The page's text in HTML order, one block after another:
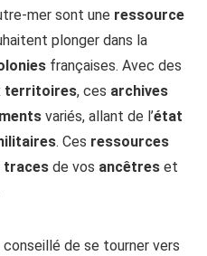
mer sont une ressource
plonger dans la
françaises. Avec des
territoires, ces archives
variés, allant de l’état
. Ces ressources
traces de vos ancêtres et
de se tourner vers